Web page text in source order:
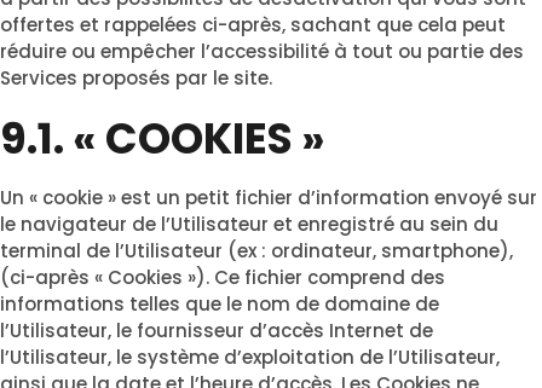
offertes et rappelées ci-après, sachant que cela peut
réduire ou empêcher l’accessibilité à tout ou partie des
Services proposés par le site.
9.1. « COOKIES »
Un « cookie » est un petit fichier d’information envoyé sur
le navigateur de l’Utilisateur et enregistré au sein du
terminal de l’Utilisateur (ex : ordinateur, smartphone),
(ci-après « Cookies »). Ce fichier comprend des
informations telles que le nom de domaine de
l’Utilisateur, le fournisseur d’accès Internet de
l’Utilisateur, le système d’exploitation de l’Utilisateur,